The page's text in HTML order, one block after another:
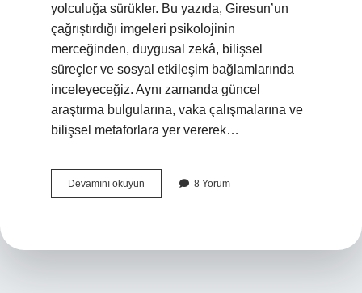
yolculuğa sürükler. Bu yazıda, Giresun’un
çağrıştırdığı imgeleri psikolojinin
merceğinden, duygusal zekâ, bilişsel
süreçler ve sosyal etkileşim bağlamlarında
inceleyeceğiz. Aynı zamanda güncel
araştırma bulgularına, vaka çalışmalarına ve
bilişsel metaforlara yer vererek…
Devamını okuyun
denince
8 Yorum